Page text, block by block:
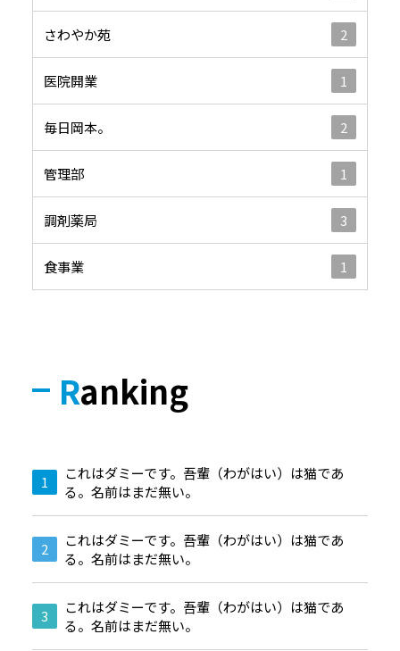
さわやか苑 2
医院開業 1
毎日岡本。 2
管理部 1
調剤薬局 3
食事業 1
Ranking
これはダミーです。吾輩（わがはい）は猫であ
る。名前はまだ無い。
これはダミーです。吾輩（わがはい）は猫であ
る。名前はまだ無い。
これはダミーです。吾輩（わがはい）は猫であ
る。名前はまだ無い。